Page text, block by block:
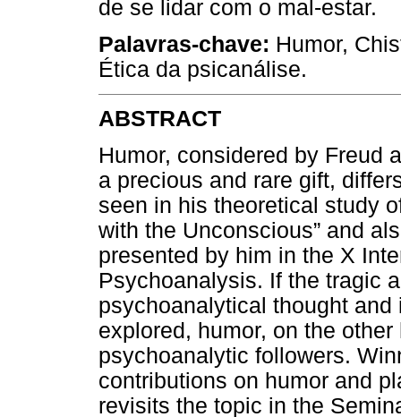
de se lidar com o mal-estar.
Palavras-chave: Humor,
Ética da psicanálise.
ABSTRACT
Humor, considered by Freud
a precious and rare gift,
seen in his theoretical study
with the Unconscious” and
presented by him in the X
Psychoanalysis. If the tragic
psychoanalytical thought
explored, humor, on the
psychoanalytic followers.
contributions on humor and
revisits the topic in the